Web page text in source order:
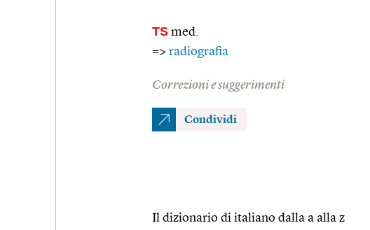
TS med.
=> radiografia
Correzioni e suggerimenti
Condividi
Il dizionario di italiano dalla a alla z